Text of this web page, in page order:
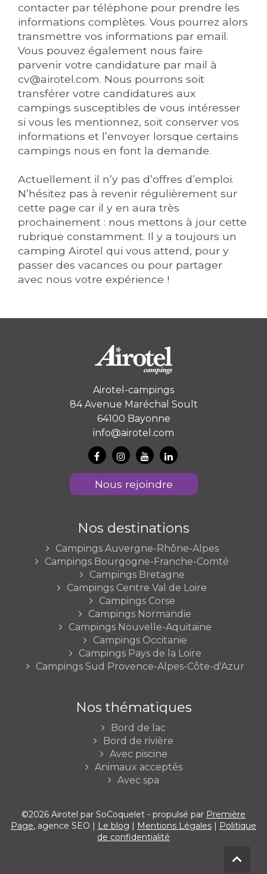
contacter par téléphone pour prendre les
informations complètes. Vous pourrez alors
transmettre vos informations par email.
Vous pouvez également nous faire
parvenir votre candidature par mail à
cv@airotel.com. Nous pourrons soit
transférer votre candidatures aux
campings susceptibles de vous intéresser
si vous les mentionnez, soit conserver vos
informations et l’envoyer lorsque certains
campings nous en font la demande.
Actuellement il n’y pas d’offres d’emploi.
N’hésitez pas à revenir régulièrement sur
cette page car il y en aura très
prochainement : nous mettons à jour cette
rubrique constamment. Il y a toujours un
camping Airotel qui vous attend, pour y
passer des vacances ou pour partager
avec nous votre expérience !
Airotel-campings
84 Avenue Maréchal Soult
64100 Bayonne
info@airotel.com
Nous rejoindre
Nos destinations
Campings Auvergne-Rhône-Alpes
Campings Bourgogne-Franche-Comté
Campings Bretagne
Campings Centre Val de Loire
Campings Corse
Campings Normandie
Campings Nouvelle-Aquitaine
Campings Occitanie
Campings Pays de la Loire
Campings Sud Provence-Alpes-Côte-d'Azur
Nos thématiques
Bord de lac
Bord de rivière
Avec piscine
Animaux acceptés
Avec spa
©2026 Airotel par SoCoquelet - propulsé par Première
Page, agence SEO | Le blog | Mentions Légales | Politique
de confidentialité